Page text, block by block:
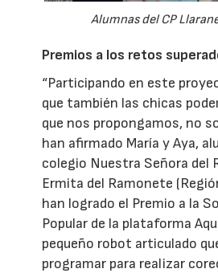
Alumnas del CP
Premios a los retos
“Participando en este
que también las chicas
que nos propongamos, no
han afirmado María y Aya,
colegio Nuestra Señora del
Ermita del Ramonete
han logrado el Premio a la
Popular de la plataforma
pequeño robot articulado
programar para realizar